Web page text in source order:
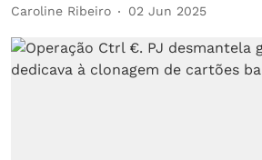
Caroline Ribeiro 02 Jun 2025